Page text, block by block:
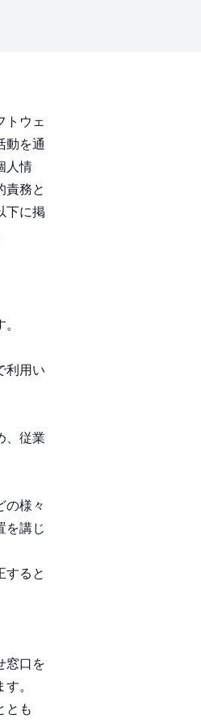
トウェ
動を通
人情
責務と
下に掲
利用い
、従業
の様々
を講じ
すると
窓口を
。
とも